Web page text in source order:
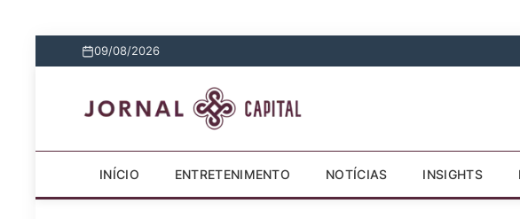
09/08/2026
INÍCIO ENTRETENIMENTO NOTÍCIAS INSIGHTS